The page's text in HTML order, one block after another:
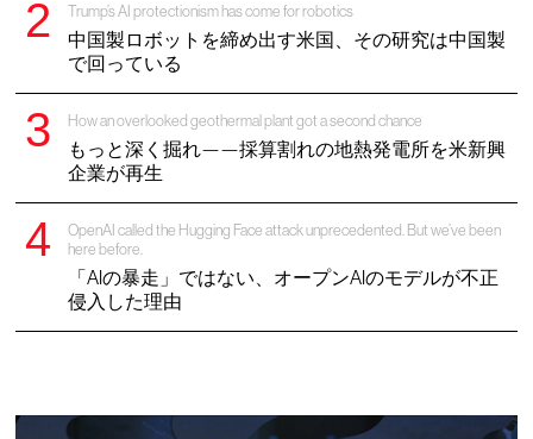
Trump’s AI protectionism has come for robotics
中国製ロボットを締め出す米国、その研究は中国製
で回っている
How an overlooked geothermal plant got a second chance
もっと深く掘れ——採算割れの地熱発電所を米新興
企業が再生
OpenAI called the Hugging Face attack unprecedented. But we’ve been
here before.
「AIの暴走」ではない、オープンAIのモデルが不正
侵入した理由